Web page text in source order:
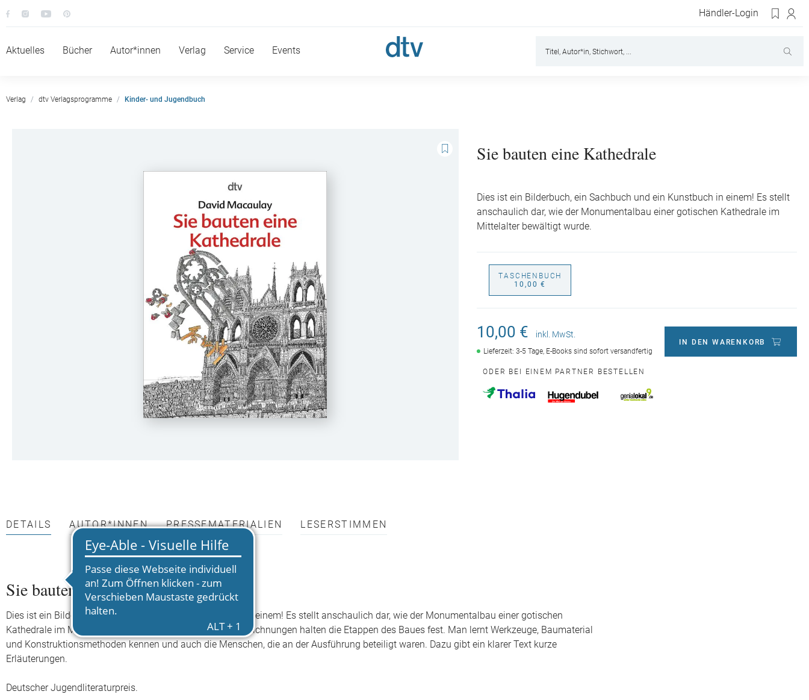
Händler-Login
Aktuelles Bücher Autor*innen Verlag Service Events
Verlag dtv Verlagsprogramme Kinder- und Jugendbuch
Sie bauten eine Kathedrale
Dies ist ein Bilderbuch, ein Sachbuch und ein Kunstbuch in einem! Es stellt
anschaulich dar, wie der Monumentalbau einer gotischen Kathedrale im
Mittelalter bewältigt wurde.
TASCHENBUCH
10,00 €
10,00 € inkl. MwSt.
Lieferzeit: 3-5 Tage, E-Books sind sofort versandfertig
IN DEN WARENKORB
ODER BEI EINEM PARTNER BESTELLEN
DETAILS AUTOR*INNEN PRESSEMATERIALIEN LESERSTIMMEN
Sie bauten eine Kathedrale
Dies ist ein Bilderbuch, ein Sachbuch und ein Kunstbuch in einem! Es stellt anschaulich dar, wie der Monumentalbau einer gotischen
Kathedrale im Mittelalter bewältigt wurde. Genaue Federzeichnungen halten die Etappen des Baues fest. Man lernt Werkzeuge, Baumaterial
und Konstruktionsmethoden kennen und auch die Menschen, die an der Ausführung beteiligt waren. Dazu gibt ein klarer Text kurze
Erläuterungen.
Deutscher Jugendliteraturpreis.